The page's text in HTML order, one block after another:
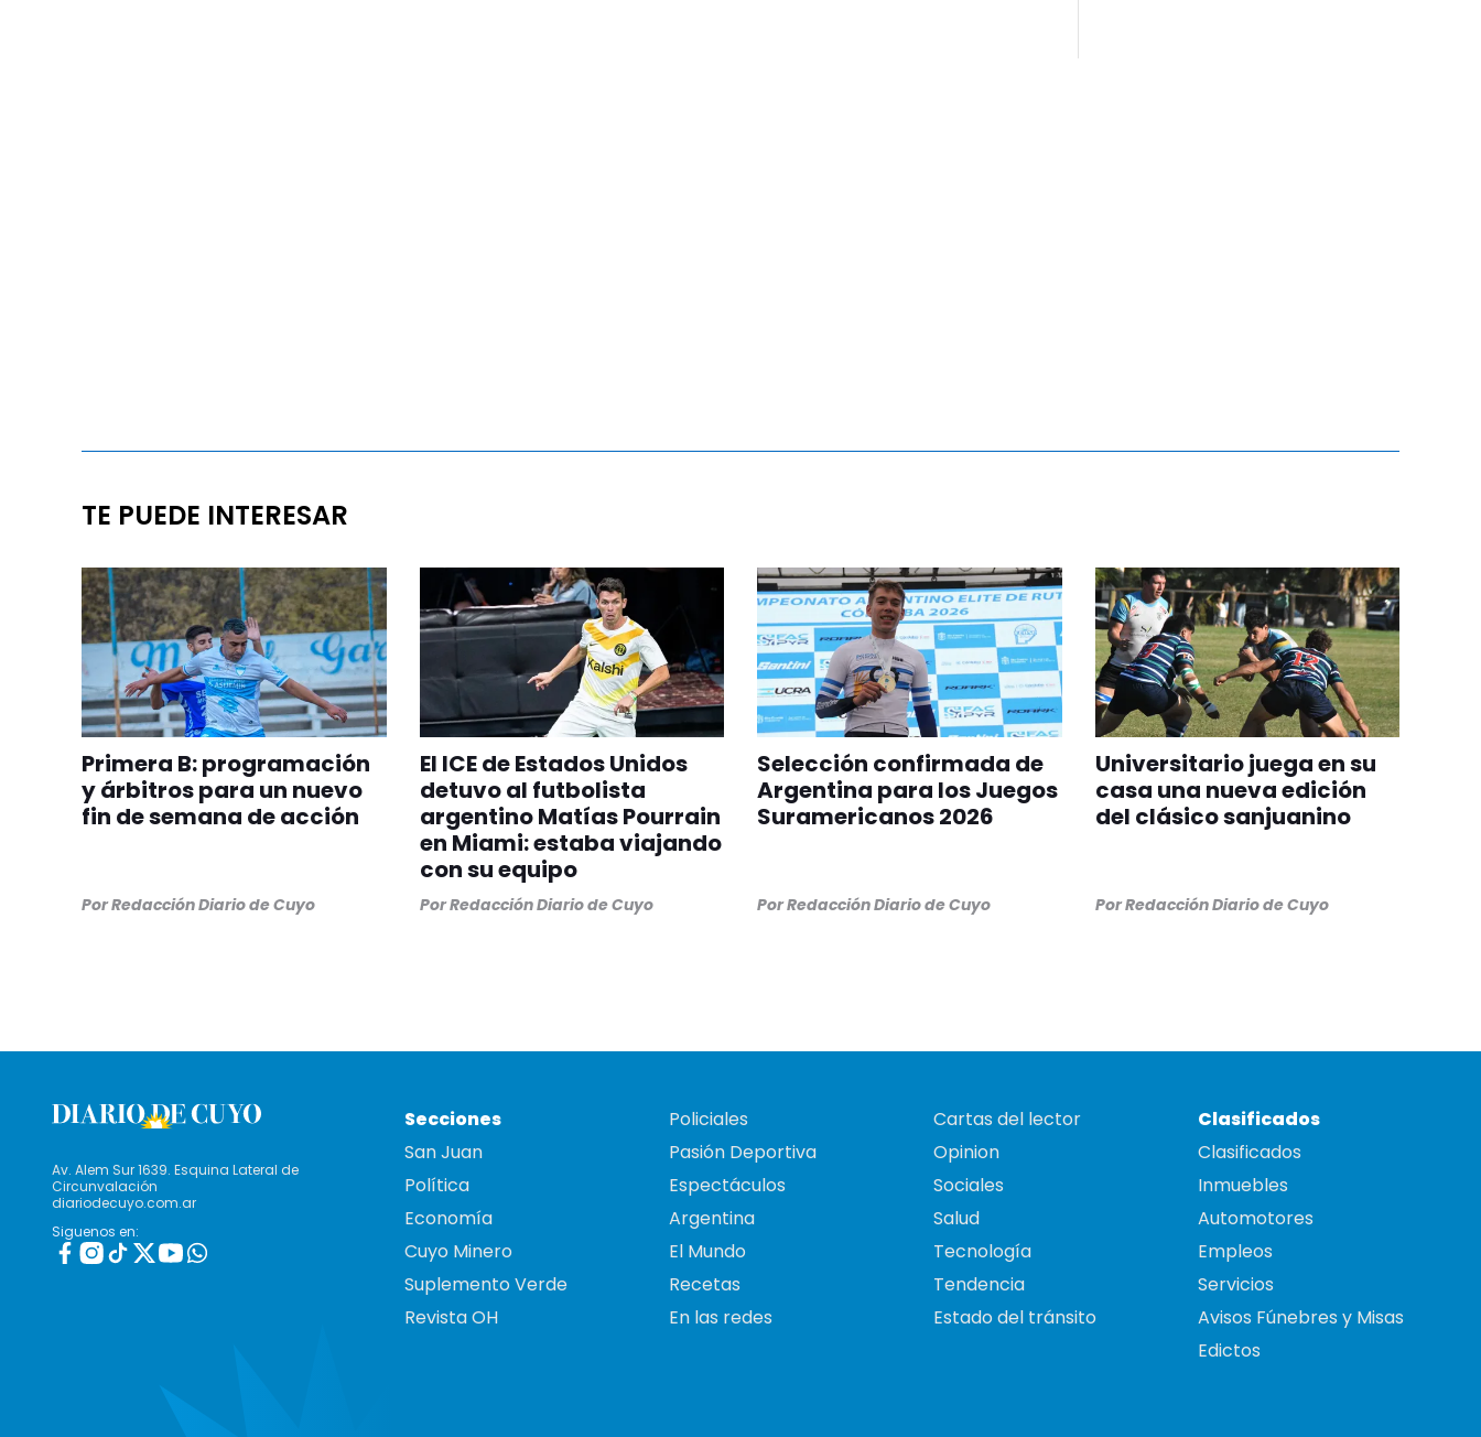
TE PUEDE INTERESAR
Primera B: programación
y árbitros para un nuevo
fin de semana de acción
PorRedacción Diario de Cuyo
El ICE de Estados Unidos
detuvo al futbolista
argentino Matías Pourrain
en Miami: estaba viajando
con su equipo
PorRedacción Diario de Cuyo
Selección confirmada de
Argentina para los Juegos
Suramericanos 2026
PorRedacción Diario de Cuyo
Universitario juega en su
casa una nueva edición
del clásico sanjuanino
PorRedacción Diario de Cuyo
Av. Alem Sur 1639. Esquina Lateral de
Circunvalación
diariodecuyo.com.ar
Siguenos en:
Secciones
San Juan
Política
Economía
Cuyo Minero
Suplemento Verde
Revista OH
Policiales
Pasión Deportiva
Espectáculos
Argentina
El Mundo
Recetas
En las redes
Cartas del lector
Opinion
Sociales
Salud
Tecnología
Tendencia
Estado del tránsito
Clasificados
Clasificados
Inmuebles
Automotores
Empleos
Servicios
Avisos Fúnebres y Misas
Edictos